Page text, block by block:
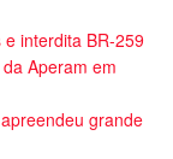
interdita BR-259
Aperam em
grande